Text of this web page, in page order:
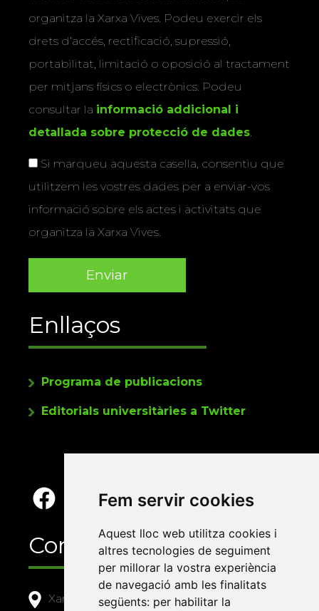
Fem servir cookies
Aquest lloc web utilitza cookies i
altres tecnologies de seguiment
per millorar la vostra experiència
de navegació amb les finalitats
següents: per habilitar la
organitza la Xarxa Vives. Podeu exercir els
drets d’accés, rectificació, supressió,
portabilitat, limitació o oposició al tractament
per mitjans físics o electrònics. Podeu
consultar la informació addicional i
detallada sobre protecció de dades.
Si marqueu aquesta casella, consentiu que
utilitzem les vostres dades per a enviar-vos
informació sobre els actes i activitats que
organitza la Xarxa Vives.
Enllaços
Programa de publicacions
Editorials universitàries a Twitter
Contacte
Xarxa Vives d'Universitats